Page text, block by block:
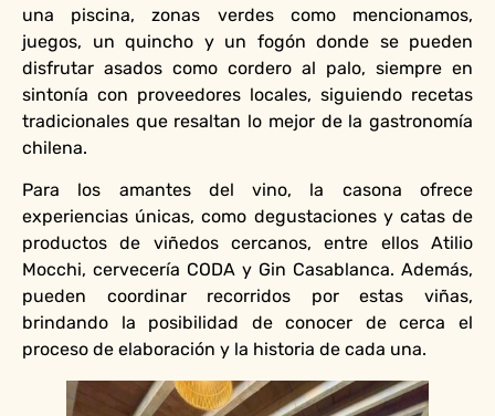
una piscina, zonas verdes como mencionamos,
juegos, un quincho y un fogón donde se pueden
disfrutar asados como cordero al palo, siempre en
sintonía con proveedores locales, siguiendo recetas
tradicionales que resaltan lo mejor de la gastronomía
chilena.
Para los amantes del vino, la casona ofrece
experiencias únicas, como degustaciones y catas de
productos de viñedos cercanos, entre ellos Atilio
Mocchi, cervecería CODA y Gin Casablanca. Además,
pueden coordinar recorridos por estas viñas,
brindando la posibilidad de conocer de cerca el
proceso de elaboración y la historia de cada una.